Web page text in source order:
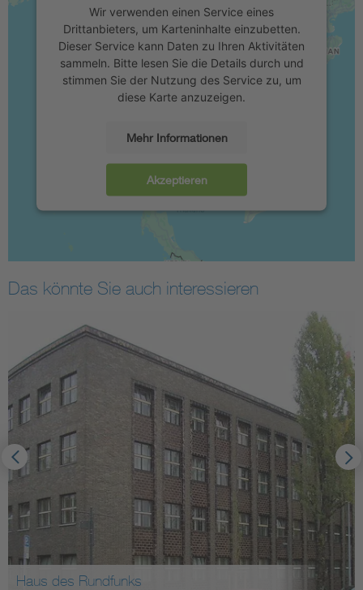
Wir verwenden einen Service eines
Drittanbieters, um Karteninhalte einzubetten.
Dieser Service kann Daten zu Ihren Aktivitäten
sammeln. Bitte lesen Sie die Details durch und
stimmen Sie der Nutzung des Service zu, um
diese Karte anzuzeigen.
Mehr Informationen
Akzeptieren
Das könnte Sie auch interessieren
Haus des Rundfunks